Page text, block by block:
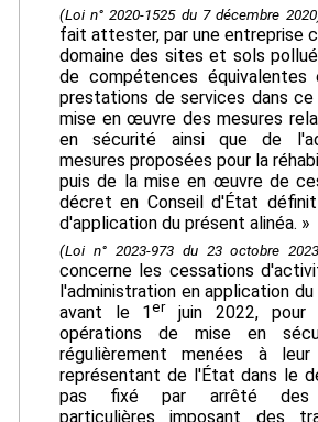
(Loi n° 2020-1525 du 7 décembre
fait attester, par une entreprise
domaine des sites et sols
de compétences équivalentes
prestations de services dans ce
mise en œuvre des mesures
en sécurité ainsi que de
mesures proposées pour la
puis de la mise en œuvre de
décret en Conseil d'État
d'application du présent alinéa. »
(Loi n° 2023-973 du 23 octobre
concerne les cessations
l'administration en application
avant le 1er
juin 2022, pour
opérations de mise en
régulièrement menées à
représentant de l'État dans le
pas fixé par arrêté des
particulières imposant des